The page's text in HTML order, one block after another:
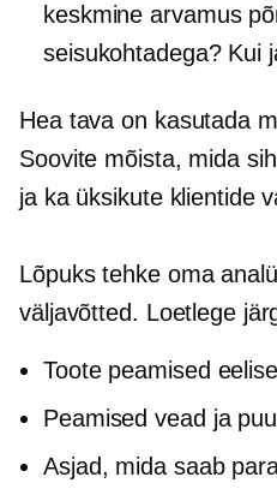
keskmine arvamus
seisukohtadega? Kui
Hea tava on kasutada
Soovite mõista, mida
ja ka üksikute klientide
Lõpuks tehke oma
väljavõtted. Loetlege
Toote peamised
Peamised vead ja
Asjad, mida saab